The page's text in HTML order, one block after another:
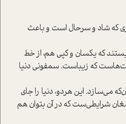
که شاد و سرحال ا‌ست و باعث
که یکسان و کپی هم، از خط
که زیبا‌ست. سمفونی دنیا
می‌سازد. این هر‌دو، دنیا را جای
شرایطی‌ست که در آن بتوان هم